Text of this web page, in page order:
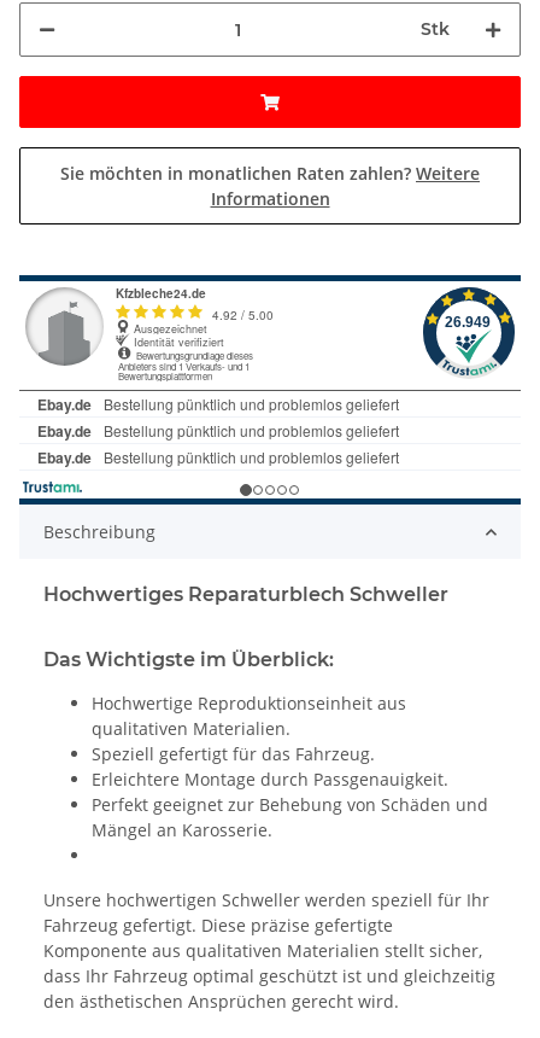
Stk
Sie möchten in monatlichen Raten zahlen? Weitere
Informationen
Beschreibung
Hochwertiges Reparaturblech Schweller
Das Wichtigste im Überblick:
Hochwertige Reproduktionseinheit aus
qualitativen Materialien.
Speziell gefertigt für das Fahrzeug.
Erleichtere Montage durch Passgenauigkeit.
Perfekt geeignet zur Behebung von Schäden und
Mängel an Karosserie.
Unsere hochwertigen Schweller werden speziell für Ihr
Fahrzeug gefertigt. Diese präzise gefertigte
Komponente aus qualitativen Materialien stellt sicher,
dass Ihr Fahrzeug optimal geschützt ist und gleichzeitig
den ästhetischen Ansprüchen gerecht wird.